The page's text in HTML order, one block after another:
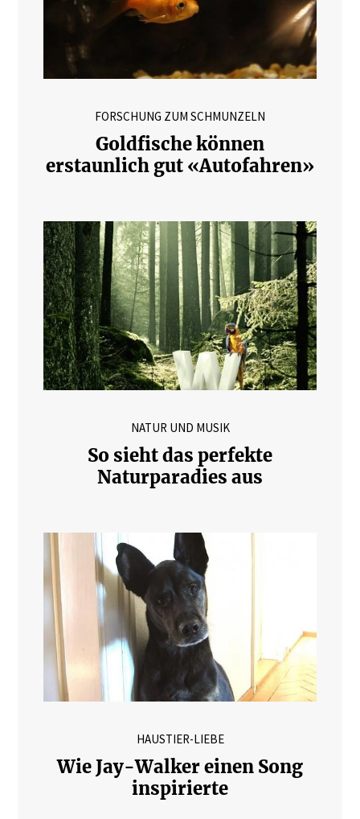
FORSCHUNG ZUM SCHMUNZELN
Goldfische können
erstaunlich gut «Autofahren»
NATUR UND MUSIK
So sieht das perfekte
Naturparadies aus
HAUSTIER-LIEBE
Wie Jay-Walker einen Song
inspirierte